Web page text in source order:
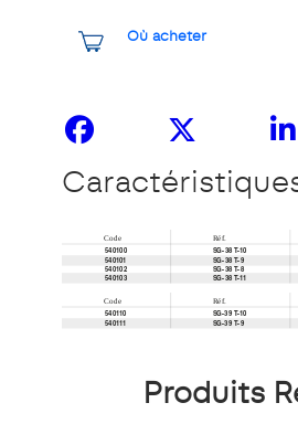
Où acheter
Produits